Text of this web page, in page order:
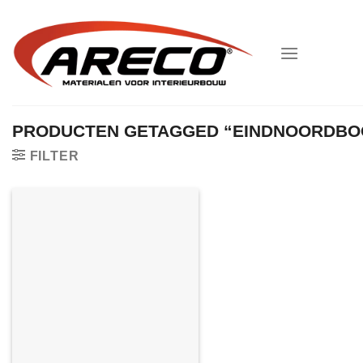
inhoud
PRODUCTEN GETAGGED
FILTER